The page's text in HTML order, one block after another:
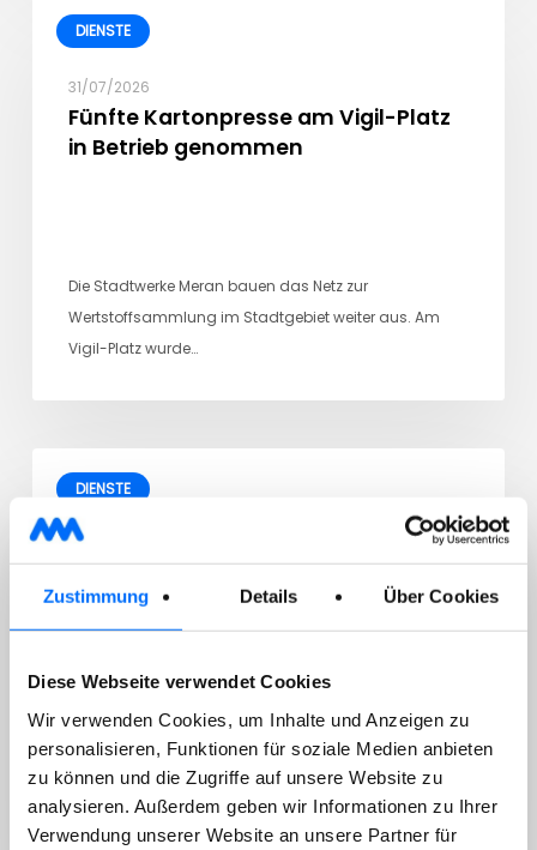
Zustimmung Details Über Cookies
Diese Webseite verwendet Cookies
Wir verwenden Cookies, um Inhalte und Anzeigen zu
personalisieren, Funktionen für soziale Medien anbieten
zu können und die Zugriffe auf unsere Website zu
analysieren. Außerdem geben wir Informationen zu Ihrer
Verwendung unserer Website an unsere Partner für
DIENSTE
31/07/2026
Fünfte Kartonpresse am Vigil-Platz
in Betrieb genommen
Die Stadtwerke Meran bauen das Netz zur
Wertstoffsammlung im Stadtgebiet weiter aus. Am
Vigil-Platz wurde…
DIENSTE
29/07/2026
Hausabfällen
Sehr geehrter Kunde, wir machen darauf aufmerksam,
dass die nächste mobile Sammlung von gefährlichen
Hausabfällen…